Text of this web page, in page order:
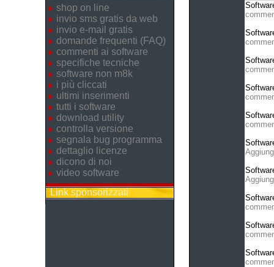
shop on line
invio sms gratis da web
invio e-mail gratis
domande frequenti (FAQ)
commenti ai software
specifiche tecniche
software non m8k
i più cliccati
ultimi inserimenti
tutti i software
download utility
controlla versione
segnala bug programma
dettaglio licenze
dicono di noi
video software
Link sponsorizzati